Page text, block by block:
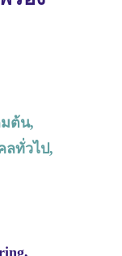
ต้น,
ลทั่วไป,